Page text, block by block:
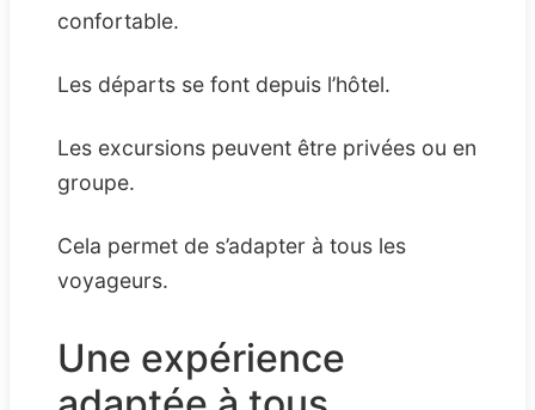
confortable.
Les départs se font depuis l’hôtel.
Les excursions peuvent être privées ou en
groupe.
Cela permet de s’adapter à tous les
voyageurs.
Une expérience